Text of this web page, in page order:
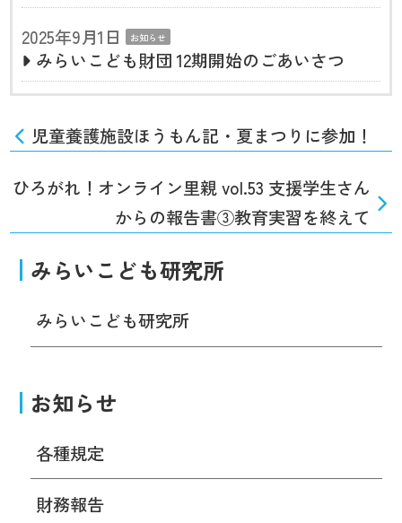
2025年9月1日
お知らせ
みらいこども財団 12期開始のごあいさつ
児童養護施設ほうもん記・夏まつりに参加！
ひろがれ！オンライン里親 vol.53 支援学生さん
からの報告書③教育実習を終えて
みらいこども研究所
みらいこども研究所
お知らせ
各種規定
財務報告